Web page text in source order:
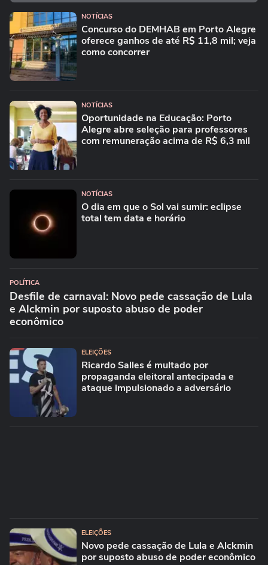
NOTÍCIAS
Concurso do DEMHAB em Porto Alegre
oferece ganhos de até R$ 11,8 mil; veja
como concorrer
NOTÍCIAS
Oportunidade na Educação: Porto
Alegre abre seleção para professores
com remuneração acima de R$ 6,3 mil
NOTÍCIAS
O dia em que o Sol vai sumir: eclipse
total tem data e horário
POLÍTICA
Desfile de carnaval: Novo pede cassação de Lula
e Alckmin por suposto abuso de poder
econômico
ELEIÇÕES
Ricardo Salles é multado por
propaganda eleitoral antecipada e
ataque impulsionado a adversário
ELEIÇÕES
Novo pede cassação de Lula e Alckmin
por suposto abuso de poder econômico